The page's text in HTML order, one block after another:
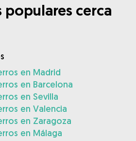
populares cerca
en Madrid
en Barcelona
en Sevilla
en Valencia
en Zaragoza
en Málaga